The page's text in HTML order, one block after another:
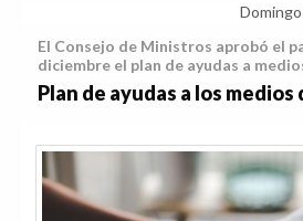
El Consejo de Ministros aprobó el
diciembre el plan de ayudas a
Plan de ayudas a los